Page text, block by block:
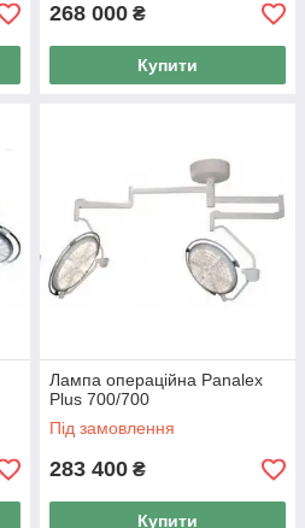
268 000 ₴
Купити
Лампа операційна Panalex
Plus 700/700
Під замовлення
283 400 ₴
Купити